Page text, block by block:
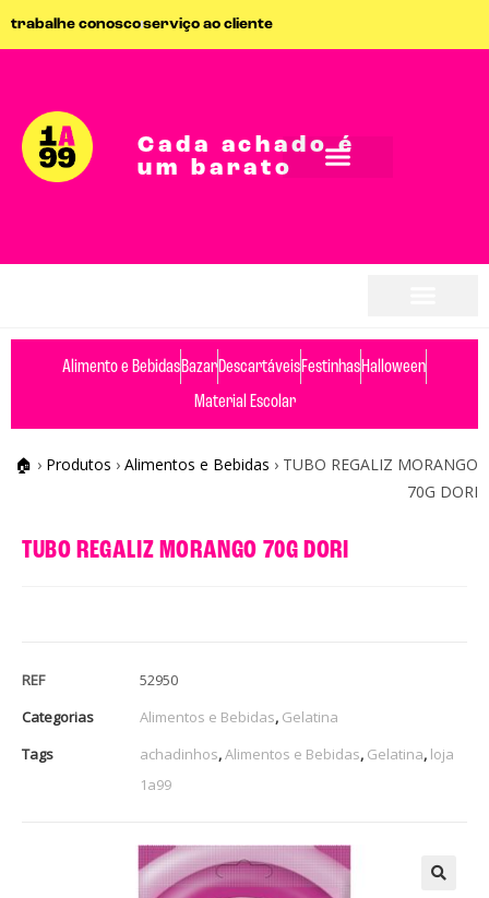
trabalhe conoscoserviço ao cliente
Cada achado é
um barato
Alimento e BebidasBazarDescartáveisFestinhasHalloween
Material Escolar
🏠 › Produtos › Alimentos e Bebidas › TUBO REGALIZ MORANGO
70G DORI
TUBO REGALIZ MORANGO 70G DORI
REF
52950
Categorias
Alimentos e Bebidas, Gelatina
Tags
achadinhos,Alimentos e Bebidas, Gelatina, loja
1a99